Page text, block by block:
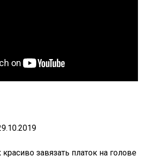
завязать платок на голове